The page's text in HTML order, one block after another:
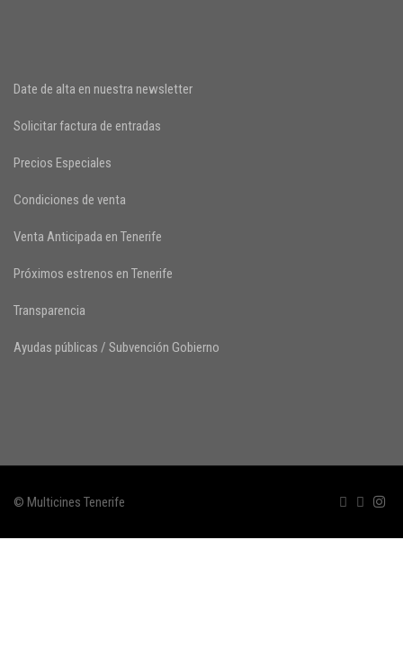
Date de alta en nuestra newsletter
Solicitar factura de entradas
Precios Especiales
Condiciones de venta
Venta Anticipada en Tenerife
Próximos estrenos en Tenerife
Transparencia
Ayudas públicas / Subvención Gobierno
© Multicines Tenerife